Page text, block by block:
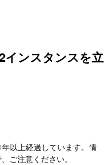
ンスタンスを立
以上経過しています。情
ご注意ください。